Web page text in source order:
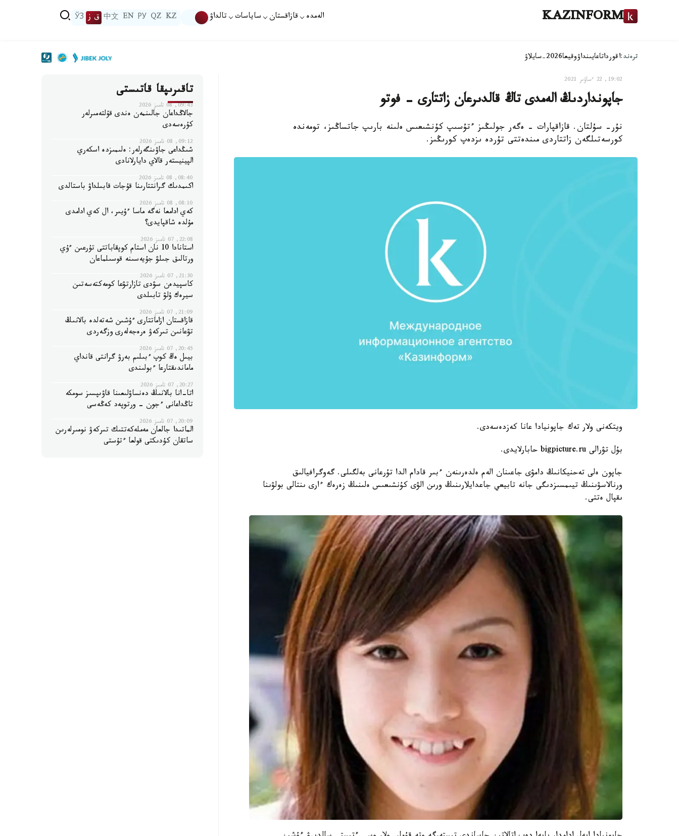
KAZINFORM الەمدە قازاقستان ساياسات تالداۋ KZ
QZ
РУ
EN
中文 ق ز ЎЗ
ترەند:اقورداتاعايىنداۋوقيعا2026-سايلاۋ
19:02, 22 ءساۋىر 2021
جاپونداردىڭ الەمدى تاڭ قالدىرعان زاتتارى - فوتو
نۇر- سۇلتان. قازاقپارات - ەگەر جولىڭىز ءتۇسىپ كۇنشىعىس ەلىنە بارىپ جاتساڭىز، تومەندە
كورسەتىلگەن زاتتاردى مىندەتتى تۇردە ىزدەپ كورىڭىز.
ويتكەنى ولار تەك جاپونيادا عانا كەزدەسەدى.
بۇل تۋرالى bigpicture.ru حابارلايدى.
جاپون ەلى تەحنيكانىڭ دامۋى جاعىنان الەم ەلدەرىنەن ءبىر قادام الدا تۇرعانى بەلگىلى. گەوگرافيالىق
ورنالاسۋىنىڭ تيىمسىزدىگى جانە تابيعي جاعدايلارىنىڭ ورىن الۋى كۇنشىعىس ەلىنىڭ زەرەك ءارى ىنتالى بولۋىنا
ىقپال ەتتى.
تاقىرىپقا قاتىستى
09:43, 08 تامىز 2026
جالاڭداعان جالىنمەن ەندى قۇلتەمىرلەر
كۇرەسەدى
09:12, 08 تامىز 2026
شىڭداعى جاۋىنگەرلەر: ەلىمىزدە اسكەري
الپينيستەر قالاي دايارلانادى
08:40, 08 تامىز 2026
اكىمدىك گرانتتارىنا قۇجات قابىلداۋ باستالدى
08:10, 08 تامىز 2026
كەي ادامعا نەگە ماسا ءۇيىر، ال كەي ادامدى
مۇلدە شاقپايدى؟
22:08, 07 تامىز 2026
استانادا 10 نان استام كوپقاباتتى تۇرعىن ءۇي
ورتالىق جىلۋ جۇيەسىنە قوسىلماعان
21:30, 07 تامىز 2026
كاسپيدەن سۋدى تازارتۋعا كومەكتەسەتىن
سيرەك ۇلۋ تابىلدى
21:09, 07 تامىز 2026
قازاقستان ازاماتتارى ءۇشىن شەتەلدە بالانىڭ
تۋعانىن تىركەۋ ەرەجەلەرى وزگەردى
20:45, 07 تامىز 2026
بيىل ەڭ كوپ ءبىلىم بەرۋ گرانتى قانداي
ماماندىقتارعا ءبولىندى
20:27, 07 تامىز 2026
اتا-انا بالانىڭ دەنساۋلىعىنا قاۋىپسىز سومكە
تاڭداعانى ءجون - ورتوپەد كەڭەسى
20:09, 07 تامىز 2026
الماتىدا جالعان مەملەكەتتىك تىركەۋ نومىرلەرىن
ساتقان كۇدىكتى قولعا ءتۇستى